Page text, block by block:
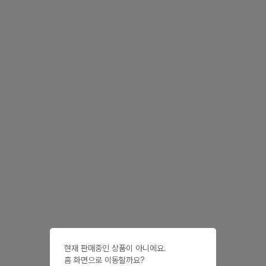
현재 판매중인 상품이 아니에요.
홈 화면으로 이동할까요?